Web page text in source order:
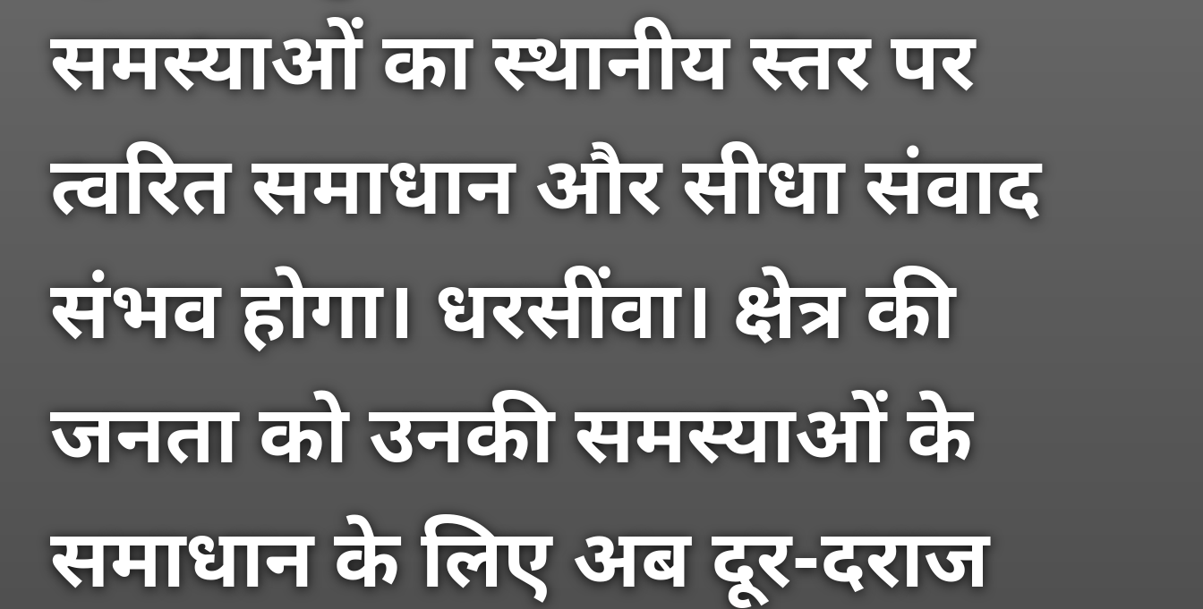
समस्याओं का स्थानीय स्तर पर
त्वरित समाधान और सीधा संवाद
संभव होगा। धरसींवा। क्षेत्र की
जनता को उनकी समस्याओं के
समाधान के लिए अब दूर-दराज